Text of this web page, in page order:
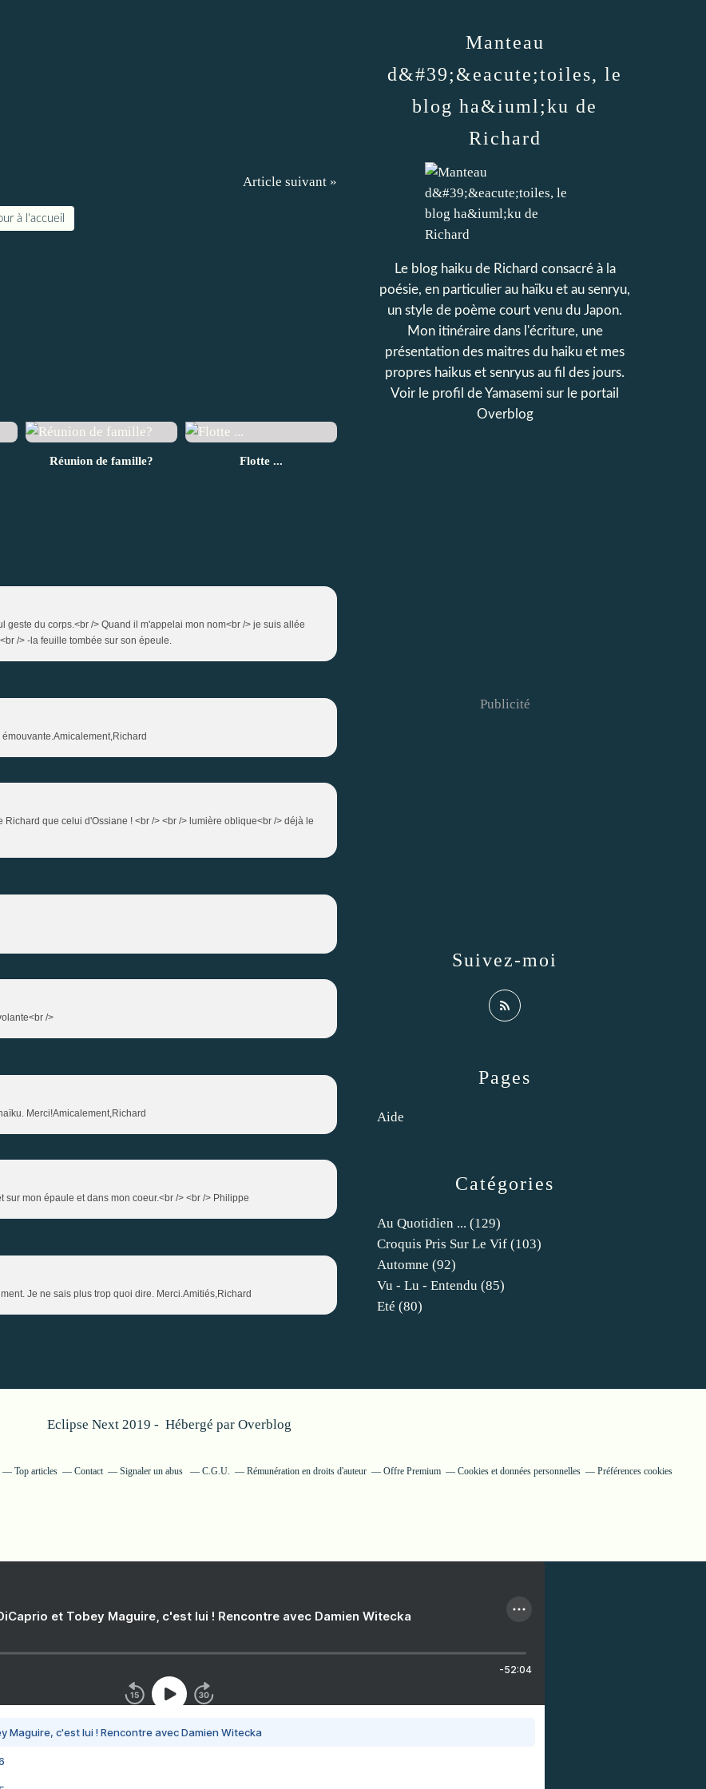
Article suivant »
à l'accueil
Réunion de famille? Flotte ...
geste du corps.<br /> Quand il m'appelai mon nom<br /> je suis allée
/> -la feuille tombée sur son épeule.
que celui d'Ossiane ! <br /> <br /> lumière oblique<br /> déjà le
/>
Merci!Amicalement,Richard
mon épaule et dans mon coeur.<br /> <br /> Philippe
Je ne sais plus trop quoi dire. Merci.Amitiés,Richard
Catégories
Au Quotidien ... (129)
Croquis Pris Sur Le Vif (103)
Automne (92)
Vu - Lu - Entendu (85)
Eté (80)
Pages
Aide
Manteau
d&#39;&eacute;toiles, le
blog ha&iuml;ku de
Richard
Le blog haiku de Richard consacré à la
poésie, en particulier au haïku et au senryu,
un style de poème court venu du Japon.
Mon itinéraire dans l'écriture, une
présentation des maitres du haiku et mes
propres haikus et senryus au fil des jours.
Voir le profil deYamasemi sur le portail
Overblog
Suivez-moi
Publicité
Eclipse Next 2019 - Hébergé par Overblog
Top articles Contact Signaler un abus C.G.U. Rémunération en droits d'auteur Offre Premium Cookies et données personnelles Préférences cookies
et Tobey Maguire, c'est lui ! Rencontre avec Damien Witecka
-52:04
Maguire, c'est lui ! Rencontre avec Damien Witecka